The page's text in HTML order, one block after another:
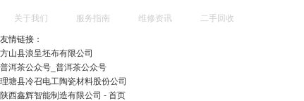
关于我们 服务指南 维修资讯 二手回收
友情链接：
方山县浪呈坯布有限公司
普洱茶公众号_普洱茶公众号
理塘县冷召电工陶瓷材料股份公司
陕西鑫辉智能制造有限公司 - 首页